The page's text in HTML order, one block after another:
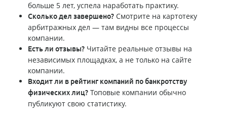
больше 5 лет, успела наработать практику.
Сколько дел завершено? Смотрите на картотеку
арбитражных дел — там видны все процессы
компании.
Есть ли отзывы? Читайте реальные отзывы на
независимых площадках, а не только на сайте
компании.
Входит ли в рейтинг компаний по банкротству
физических лиц? Топовые компании обычно
публикуют свою статистику.